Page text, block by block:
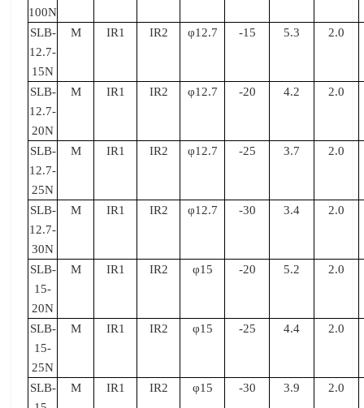
100N
SLB-
12.7-
15N
M IR1 IR2 φ12.7 -15 5.3 2.0
SLB-
12.7-
20N
M IR1 IR2 φ12.7 -20 4.2 2.0
SLB-
12.7-
25N
M IR1 IR2 φ12.7 -25 3.7 2.0
SLB-
12.7-
30N
M IR1 IR2 φ12.7 -30 3.4 2.0
SLB-
15-
20N
M IR1 IR2 φ15 -20 5.2 2.0
SLB-
15-
25N
M IR1 IR2 φ15 -25 4.4 2.0
SLB-
M IR1 IR2 φ15 -30 3.9 2.0